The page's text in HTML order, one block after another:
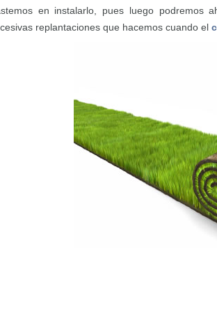
en instalarlo, pues luego podremos
replantaciones que hacemos cuando el